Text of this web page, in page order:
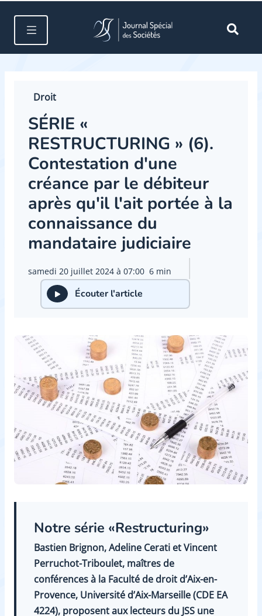
Droit
SÉRIE ­­«
RESTRUCTURING » (6).
Contestation d'une
créance par le débiteur
après qu'il l'ait portée à la
connaissance du
mandataire judiciaire
samedi 20 juillet 2024 à 07:00 6 min
Écouter l'article
Notre série «Restructuring»
Bastien Brignon, Adeline Cerati et Vincent
Perruchot-Triboulet, maîtres de
conférences à la Faculté de droit d’Aix-en-
Provence, Université d’Aix-Marseille (CDE EA
4224), proposent aux lecteurs du JSS une